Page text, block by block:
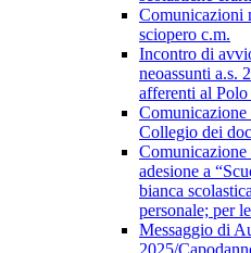
Comunicazioni
sciopero c.m.
Incontro di
neoassunti a.s.
afferenti al
Collegio dei
adesione a
bianca
personale; per
Messaggio di